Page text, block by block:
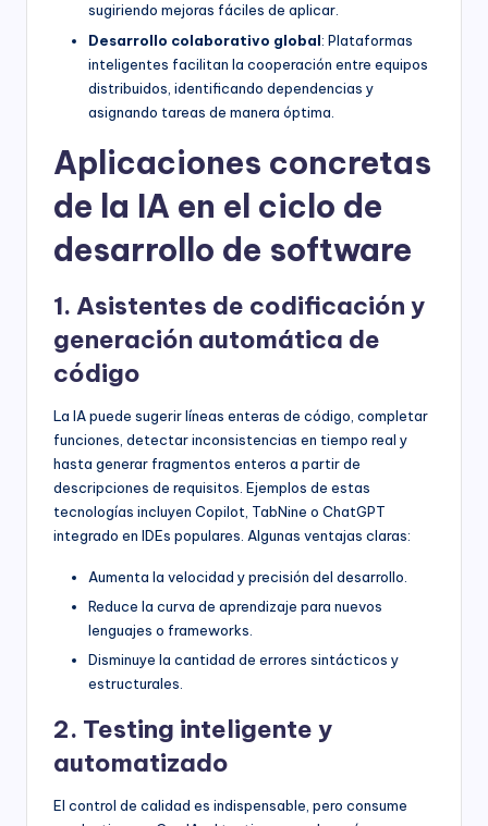
sugiriendo mejoras fáciles de aplicar.
Desarrollo colaborativo global: Plataformas
inteligentes facilitan la cooperación entre equipos
distribuidos, identificando dependencias y
asignando tareas de manera óptima.
Aplicaciones concretas
de la IA en el ciclo de
desarrollo de software
1. Asistentes de codificación y
generación automática de
código
La IA puede sugerir líneas enteras de código, completar
funciones, detectar inconsistencias en tiempo real y
hasta generar fragmentos enteros a partir de
descripciones de requisitos. Ejemplos de estas
tecnologías incluyen Copilot, TabNine o ChatGPT
integrado en IDEs populares. Algunas ventajas claras:
Aumenta la velocidad y precisión del desarrollo.
Reduce la curva de aprendizaje para nuevos
lenguajes o frameworks.
Disminuye la cantidad de errores sintácticos y
estructurales.
2. Testing inteligente y
automatizado
El control de calidad es indispensable, pero consume